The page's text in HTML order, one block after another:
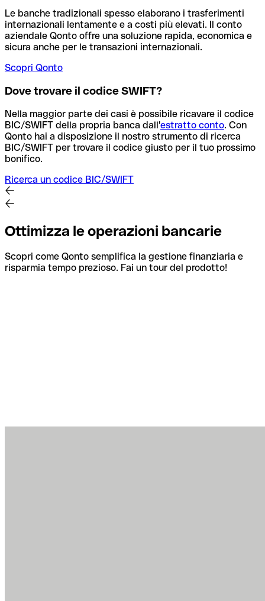
Le banche tradizionali spesso elaborano i trasferimenti
internazionali lentamente e a costi più elevati. Il conto
aziendale Qonto offre una soluzione rapida, economica e
sicura anche per le transazioni internazionali.
Scopri Qonto
Dove trovare il codice SWIFT?
Nella maggior parte dei casi è possibile ricavare il codice
BIC/SWIFT della propria banca dall'estratto conto. Con
Qonto hai a disposizione il nostro strumento di ricerca
BIC/SWIFT per trovare il codice giusto per il tuo prossimo
bonifico.
Ricerca un codice BIC/SWIFT
Ottimizza le operazioni bancarie
Scopri come Qonto semplifica la gestione finanziaria e
risparmia tempo prezioso. Fai un tour del prodotto!